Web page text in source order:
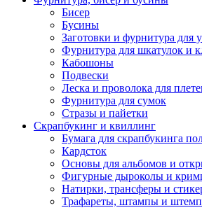
Бисер
Бусины
Заготовки и фурнитура для
Фурнитура для шкатулок и
Кабошоны
Подвески
Леска и проволока для
Фурнитура для сумок
Стразы и пайетки
Скрапбукинг и квиллинг
Бумага для скрапбукинга
Кардсток
Основы для альбомов и
Фигурные дыроколы и
Натирки, трансферы и
Трафареты, штампы и